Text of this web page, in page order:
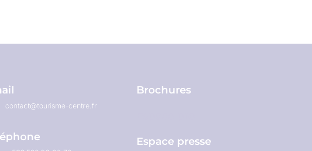
contact@tourisme-centre.fr
Brochures
Espace presse